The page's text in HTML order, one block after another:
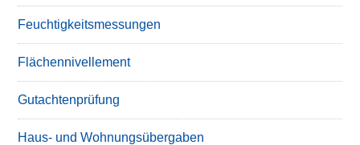
Feuchtigkeitsmessungen
Flächennivellement
Gutachtenprüfung
Haus- und Wohnungsübergaben